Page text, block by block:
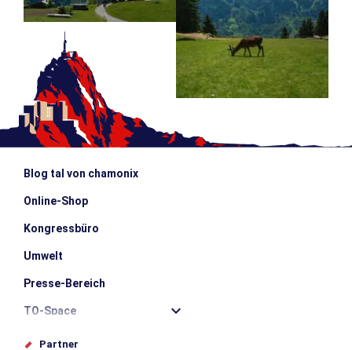
Blog tal von chamonix
Online-Shop
Kongressbüro
Umwelt
Presse-Bereich
TO-Space
Offices de tourisme
Partner